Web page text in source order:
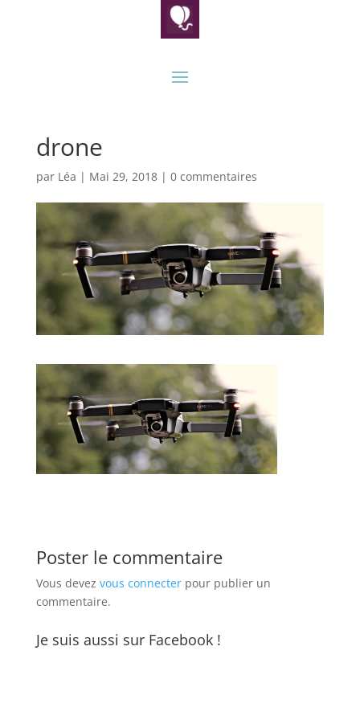
drone
par Léa | Mai 29, 2018| 0 commentaires
Poster le commentaire
Vous devez vous connecterpour publier un
commentaire.
Je suis aussi sur Facebook !